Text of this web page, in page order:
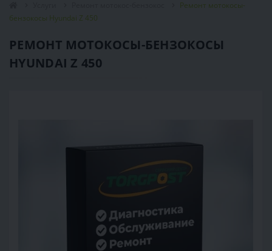
Ремонт мотокосы-
бензокосы Hyundai Z 450
РЕМОНТ МОТОКОСЫ-БЕНЗОКОСЫ
HYUNDAI Z 450